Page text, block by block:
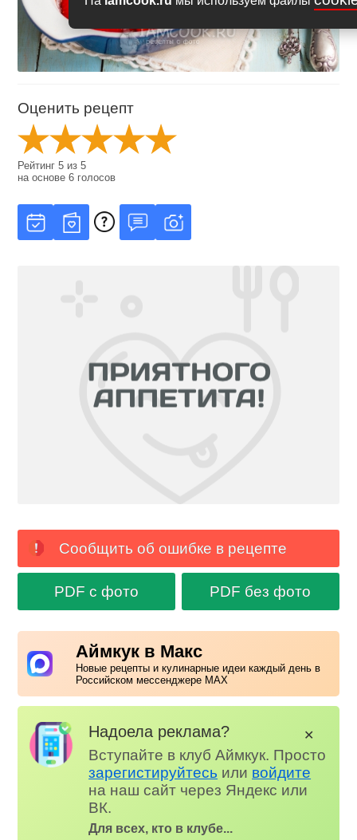
Оценить рецепт
Рейтинг5 из5
на основе6 голосов
Сообщить об ошибке в рецепте
PDF с фото PDF без фото
Аймкук в Макс
Новые рецепты и кулинарные идеи каждый день в
Российском мессенджере MAX
Надоела реклама?
Вступайте в клуб Аймкук. Просто
зарегистируйтесь или войдите
на наш сайт через Яндекс или
ВК.
Для всех, кто в клубе...
✕